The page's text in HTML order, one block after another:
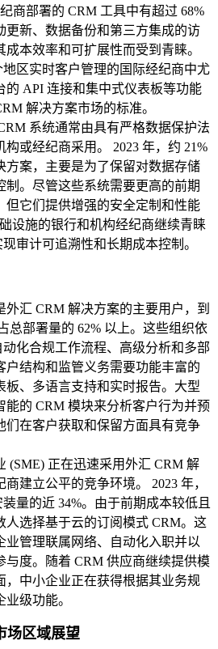
商部署的 CRM 工具中有超过 68%
更新、数据备份和第三方集成的访
本效率和可扩展性而受到青睐。
区实时客户管理的国际经纪商中尤
的 API 连接和集中式仪表板等功能
解决方案市场的标准。
系统通常由具有严格数据保护法
或经纪商采用。 2023 年，约 21%
方案，主要是为了保留对数据存储
制。尽管这些系统需要更高的前期
但它们提供增强的安全定制和性能
设施的银行和机构经纪商继续青睐
审计可追溯性和长期成本控制。
外汇 CRM 解决方案的主要用户，到
总部署量的 62% 以上。这些组织依
化合规工作流程、高级分析和多部
户结构和监管义务需要功能丰富的
板、多语言支持和实时报告。大型
能的 CRM 模块来分析客户行为并预
们在客户获取和保留方面具有竞争
(SME) 正在迅速采用外汇 CRM 解
建立公平的竞争环境。 2023 年，
量的近 34%。由于前期成本较低且
人选择基于云的订阅模式 CRM。这
业管理联属网络、自动化入职并以
与度。随着 CRM 供应商继续提供模
，中小企业正在获得根据其业务规
级功能。
场区域展望